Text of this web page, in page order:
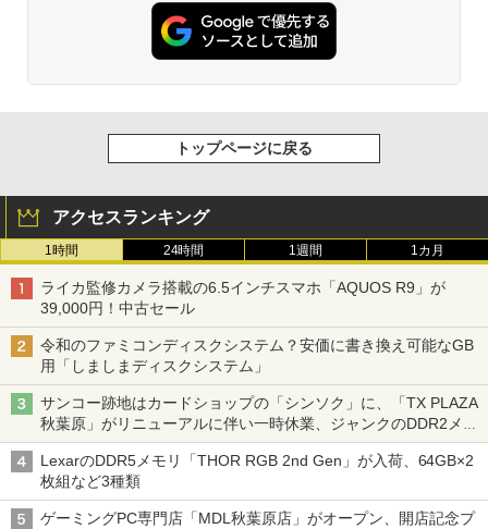
トップページに戻る
アクセスランキング
1時間 24時間 1週間 1カ月
ライカ監修カメラ搭載の6.5インチスマホ「AQUOS R9」が
39,000円！中古セール
令和のファミコンディスクシステム？安価に書き換え可能なGB
用「しましまディスクシステム」
サンコー跡地はカードショップの「シンソク」に、「TX PLAZA
秋葉原」がリニューアルに伴い一時休業、ジャンクのDDR2メモ
リが100円で販売など～ 最近の秋葉原 ～
LexarのDDR5メモリ「THOR RGB 2nd Gen」が入荷、64GB×2
枚組など3種類
ゲーミングPC専門店「MDL秋葉原店」がオープン、開店記念プ